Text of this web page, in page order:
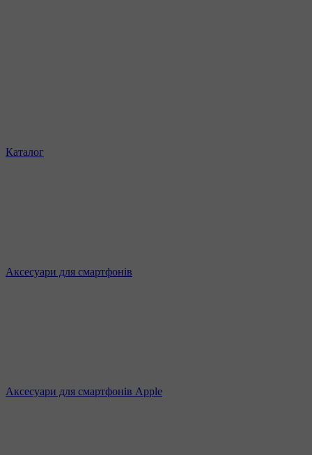
Каталог
Аксесуари для смартфонів
Аксесуари для смартфонів Apple